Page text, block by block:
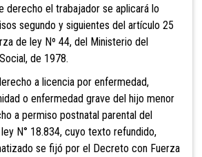
derecho el trabajador se aplicará lo
segundo y siguientes del artículo 25
de ley Nº 44, del Ministerio del
de 1978.
a licencia por enfermedad,
o enfermedad grave del hijo menor
a permiso postnatal parental del
N° 18.834, cuyo texto refundido,
se fijó por el Decreto con Fuerza